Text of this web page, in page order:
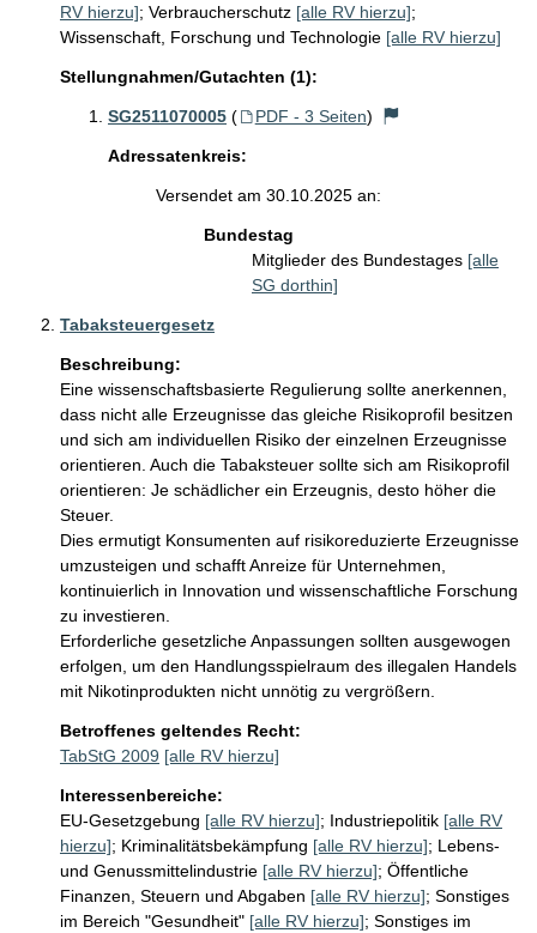
RV hierzu]; Verbraucherschutz [alle RV hierzu];
Wissenschaft, Forschung und Technologie [alle RV hierzu]
Stellungnahmen/Gutachten (1):
SG2511070005 ( PDF - 3 Seiten)
Adressatenkreis:
Versendet am 30.10.2025 an:
Bundestag
Mitglieder des Bundestages [alle
SG dorthin]
Tabaksteuergesetz
Beschreibung:
Eine wissenschaftsbasierte Regulierung sollte anerkennen,
dass nicht alle Erzeugnisse das gleiche Risikoprofil besitzen
und sich am individuellen Risiko der einzelnen Erzeugnisse
orientieren. Auch die Tabaksteuer sollte sich am Risikoprofil
orientieren: Je schädlicher ein Erzeugnis, desto höher die
Steuer.
Dies ermutigt Konsumenten auf risikoreduzierte Erzeugnisse
umzusteigen und schafft Anreize für Unternehmen,
kontinuierlich in Innovation und wissenschaftliche Forschung
zu investieren.
Erforderliche gesetzliche Anpassungen sollten ausgewogen
erfolgen, um den Handlungsspielraum des illegalen Handels
mit Nikotinprodukten nicht unnötig zu vergrößern.
Betroffenes geltendes Recht:
TabStG 2009 [alle RV hierzu]
Interessenbereiche:
EU-Gesetzgebung [alle RV hierzu]; Industriepolitik [alle RV
hierzu]; Kriminalitätsbekämpfung [alle RV hierzu]; Lebens-
und Genussmittelindustrie [alle RV hierzu]; Öffentliche
Finanzen, Steuern und Abgaben [alle RV hierzu]; Sonstiges
im Bereich "Gesundheit" [alle RV hierzu]; Sonstiges im